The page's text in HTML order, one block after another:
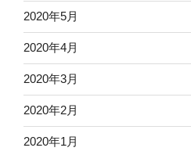
2020年5月
2020年4月
2020年3月
2020年2月
2020年1月